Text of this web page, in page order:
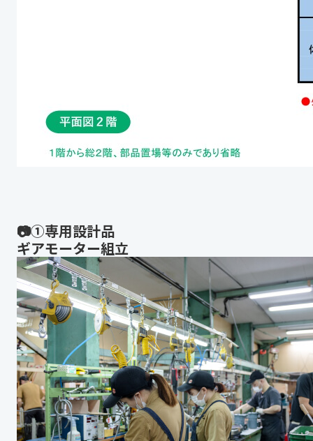
📷①専用設計品
ギアモーター組立